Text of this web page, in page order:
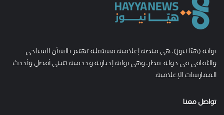
بوابة (هيّا نيوز)، هي منصة إعلامية مستقلة تهتم بالشأن السياحي
والثقافي في دولة قطر، وهي بوابة إخبارية وخدمية تتبنى أفضل وأحدث
الممارسات الإعلامية.
تواصل معنا